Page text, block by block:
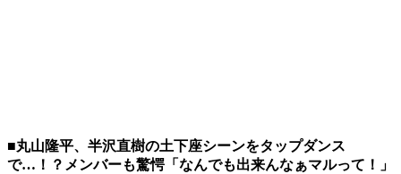
■丸山隆平、半沢直樹の土下座シーンをタップダンス
で…！？メンバーも驚愕「なんでも出来んなぁマルって！」